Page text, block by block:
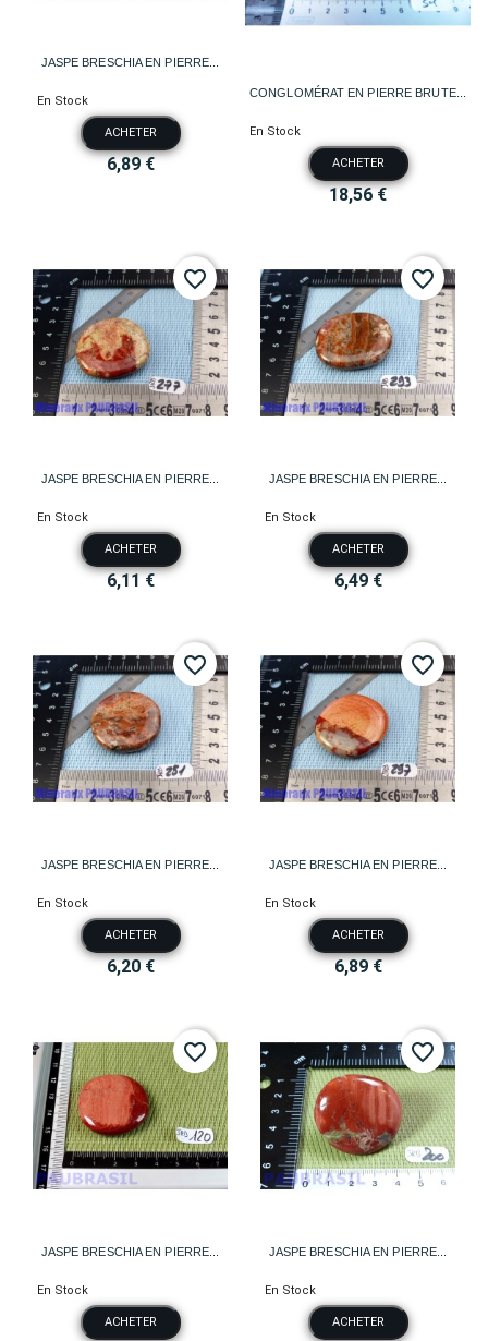
JASPE BRESCHIA EN PIERRE...
En Stock
ACHETER
6,89 €
CONGLOMÉRAT EN PIERRE BRUTE...
En Stock
ACHETER
18,56 €
JASPE BRESCHIA EN PIERRE...
En Stock
ACHETER
6,11 €
favorite_border
JASPE BRESCHIA EN PIERRE...
En Stock
ACHETER
6,49 €
favorite_border
JASPE BRESCHIA EN PIERRE...
En Stock
ACHETER
6,20 €
favorite_border
JASPE BRESCHIA EN PIERRE...
En Stock
ACHETER
6,89 €
favorite_border
JASPE BRESCHIA EN PIERRE...
En Stock
ACHETER
favorite_border
JASPE BRESCHIA EN PIERRE...
En Stock
ACHETER
favorite_border